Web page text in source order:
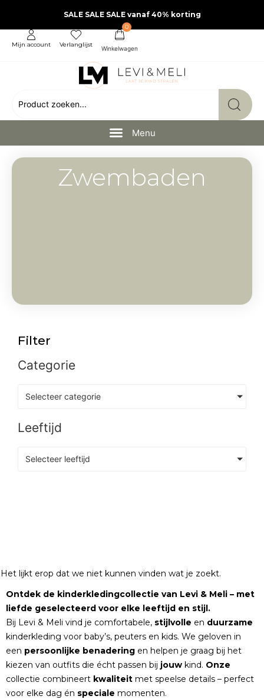
SALE SALE SALE vanaf 40% korting
Mijn account Verlanglijst
0
Zwembaden
Filter
Categorie
Selecteer categorie
Leeftijd
Selecteer leeftijd
Het lijkt erop dat we niet kunnen vinden wat je zoekt.
Ontdek de kinderkledingcollectie van Levi & Meli – met
liefde geselecteerd voor elke leeftijd en stijl.
Bij Levi & Meli vind je comfortabele, stijlvolle en duurzame
kinderkleding voor baby’s, peuters en kids. We geloven in
een persoonlijke benadering en helpen je graag bij het
kiezen van outfits die écht passen bij jouw kind. Onze
collectie combineert kwaliteit met speelse details – perfect
voor elke dag én speciale momenten.